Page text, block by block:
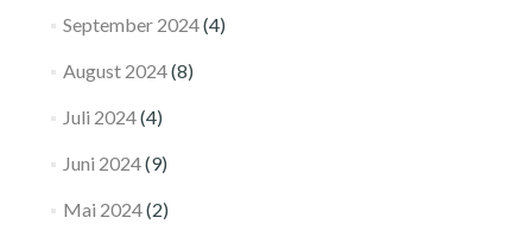
September 2024(4)
August 2024(8)
Juli 2024(4)
Juni 2024(9)
Mai 2024(2)